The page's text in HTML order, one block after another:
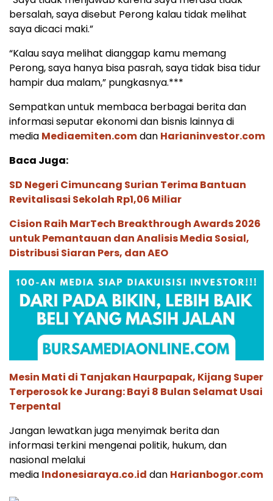
bersalah, saya disebut Perong kalau tidak melihat
saya dicaci maki.”
“Kalau saya melihat dianggap kamu memang
Perong, saya hanya bisa pasrah, saya tidak bisa tidur
hampir dua malam,” pungkasnya.***
Sempatkan untuk membaca berbagai berita dan
informasi seputar ekonomi dan bisnis lainnya di
media Mediaemiten.comdan Harianinvestor.com
Baca Juga:
SD Negeri Cimuncang Surian Terima Bantuan
Revitalisasi Sekolah Rp1,06 Miliar
Cision Raih MarTech Breakthrough Awards 2026
untuk Pemantauan dan Analisis Media Sosial,
Distribusi Siaran Pers, dan AEO
Mesin Mati di Tanjakan Haurpapak, Kijang Super
Terperosok ke Jurang: Bayi 8 Bulan Selamat Usai
Terpental
Jangan lewatkan juga menyimak berita dan
informasi terkini mengenai politik, hukum, dan
nasional melalui
media Indonesiaraya.co.id dan Harianbogor.com